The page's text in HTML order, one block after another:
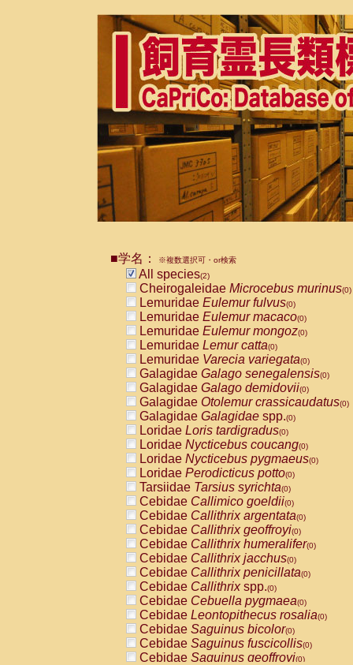
■学名： ※複数選択可・or検索
All species(2)
Cheirogaleidae Microcebus murinus(0)
Lemuridae Eulemur fulvus(0)
Lemuridae Eulemur macaco(0)
Lemuridae Eulemur mongoz(0)
Lemuridae Lemur catta(0)
Lemuridae Varecia variegata(0)
Galagidae Galago senegalensis(0)
Galagidae Galago demidovii(0)
Galagidae Otolemur crassicaudatus(0)
Galagidae Galagidae spp.(0)
Loridae Loris tardigradus(0)
Loridae Nycticebus coucang(0)
Loridae Nycticebus pygmaeus(0)
Loridae Perodicticus potto(0)
Tarsiidae Tarsius syrichta(0)
Cebidae Callimico goeldii(0)
Cebidae Callithrix argentata(0)
Cebidae Callithrix geoffroyi(0)
Cebidae Callithrix humeralifer(0)
Cebidae Callithrix jacchus(0)
Cebidae Callithrix penicillata(0)
Cebidae Callithrixspp.(0)
Cebidae Cebuella pygmaea(0)
Cebidae Leontopithecus rosalia(0)
Cebidae Saguinus bicolor(0)
Cebidae Saguinus fuscicollis(0)
Cebidae Saguinus geoffroyi(0)